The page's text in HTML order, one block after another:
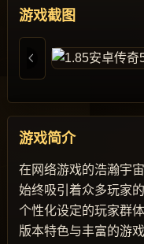
游戏截图
游戏简介
在网络游戏的浩瀚宇
始终吸引着众多玩家
个性化设定的玩家群
版本特色与丰富的游